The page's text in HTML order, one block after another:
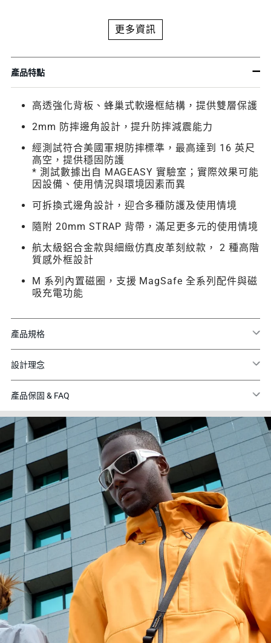
更多資訊
產品特點
高透強化背板、蜂巢式軟邊框結構，提供雙層保護
2mm 防摔邊角設計，提升防摔減震能力
經測試符合美國軍規防摔標準，最高達到 16 英尺
高空，提供穩固防護
* 測試數據出自 MAGEASY 實驗室；實際效果可能
因設備、使用情況與環境因素而異
可拆換式邊角設計，迎合多種防護及使用情境
隨附 20mm STRAP 背帶，滿足更多元的使用情境
航太級鋁合金款與細緻仿真皮革刻紋款， 2 種高階
質感外框設計
M 系列內置磁圈，支援 MagSafe 全系列配件與磁
吸充電功能
產品規格
設計理念
產品保固 & FAQ